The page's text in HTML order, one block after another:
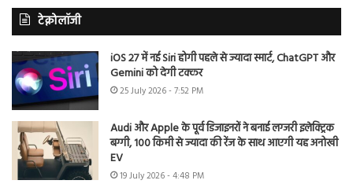
टेक्नोलॉजी
iOS 27 में नई Siri होगी पहले से ज्यादा स्मार्ट, ChatGPT और
Gemini को देगी टक्कर
25 July 2026 - 7:52 PM
Audi और Apple के पूर्व डिजाइनरों ने बनाई लग्जरी इलेक्ट्रिक
बग्गी, 100 किमी से ज्यादा की रेंज के साथ आएगी यह अनोखी
EV
19 July 2026 - 4:48 PM